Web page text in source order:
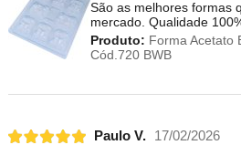
São as melhores formas
mercado. Qualidade
Produto: Forma Acetato
Cód.720 BWB
Paulo V.
17/02/2026